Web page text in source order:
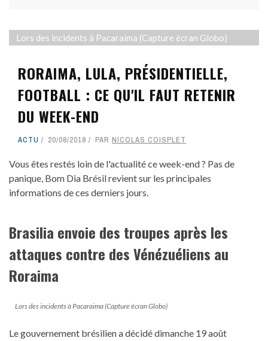
Lors des incidents à Pacaraima (Capture écran Globo)
RORAIMA, LULA, PRÉSIDENTIELLE,
FOOTBALL : CE QU'IL FAUT RETENIR
DU WEEK-END
ACTU 20/08/2018 PAR NICOLAS COISPLET
Vous êtes restés loin de l'actualité ce week-end ? Pas de
panique, Bom Dia Brésil revient sur les principales
informations de ces derniers jours.
Brasilia envoie des troupes après les
attaques contre des Vénézuéliens au
Roraima
Lors des incidents à Pacaraima (Capture écran Globo)
Le gouvernement brésilien a décidé dimanche 19 août